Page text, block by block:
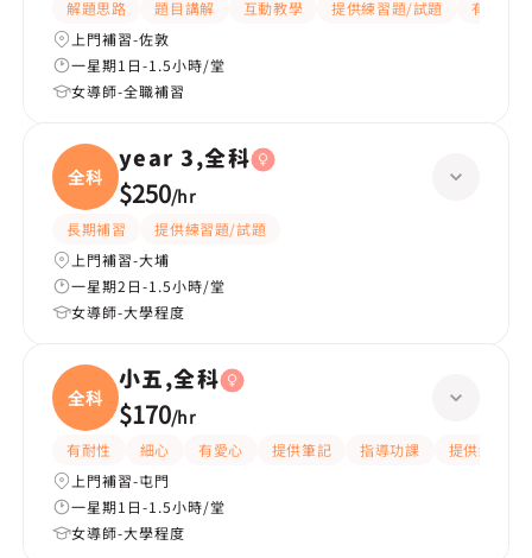
解題思路 題目講解 互動教學 提供練習題/試題
有愛心
上門補習-佐敦
一星期1日-1.5小時/堂
女導師-全職補習
全科
year 3,全科
$250/hr
長期補習
提供練習題/試題
上門補習-大埔
一星期2日-1.5小時/堂
女導師-大學程度
全科
小五,全科
$170/hr
有耐性 細心 有愛心 提供筆記 指導功課
提供練習題
上門補習-屯門
一星期1日-1.5小時/堂
女導師-大學程度